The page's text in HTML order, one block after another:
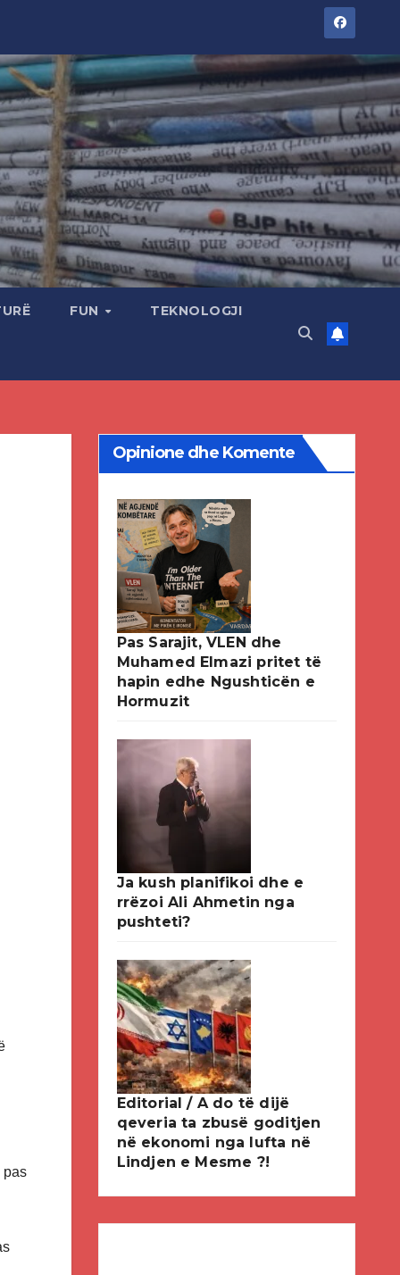
FUN TEKNOLOGJI
pas
Opinione dhe Komente
Pas Sarajit, VLEN dhe
Muhamed Elmazi pritet të
hapin edhe Ngushticën e
Hormuzit
Ja kush planifikoi dhe e
rrëzoi Ali Ahmetin nga
pushteti?
Editorial / A do të dijë
qeveria ta zbusë goditjen
në ekonomi nga lufta në
Lindjen e Mesme ?!